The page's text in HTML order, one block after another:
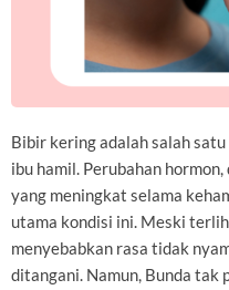
Bibir kering adalah salah
ibu hamil. Perubahan
yang meningkat selama
utama kondisi ini. Meski
menyebabkan rasa tidak
ditangani. Namun, Bunda tak